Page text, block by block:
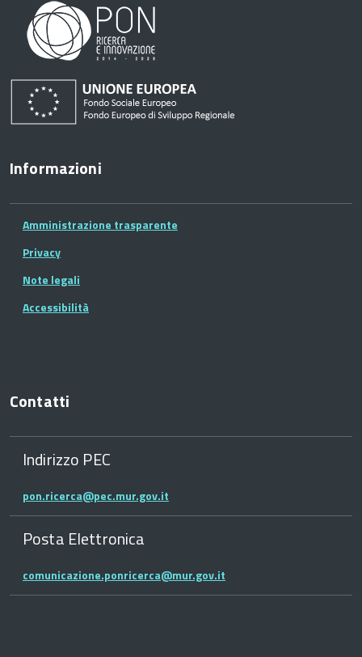
Informazioni
Amministrazione trasparente
Privacy
Note legali
Accessibilità
Contatti
Indirizzo PEC
pon.ricerca@pec.mur.gov.it
Posta Elettronica
comunicazione.ponricerca@mur.gov.it